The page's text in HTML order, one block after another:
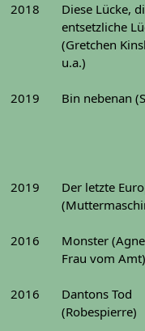
2018
Diese Lücke,
entsetzliche
(Gretchen
u.a.)
2019 Bin nebenan
2019
Der letzte
2016
Monster
Frau vom Amt)
2016
Dantons Tod
(Robespierre)